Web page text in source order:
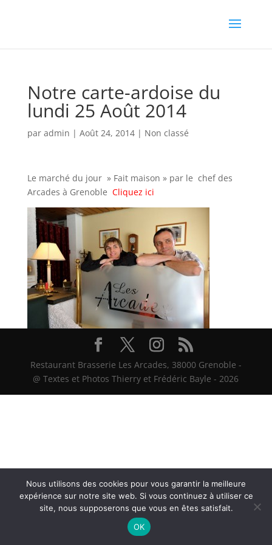
Notre carte-ardoise du
lundi 25 Août 2014
par admin | Août 24, 2014| Non classé
Le marché du jour » Fait maison » par le chef des
Arcades à Grenoble Cliquez ici
Restaurant Brasserie Les Arcades, 38000 Grenoble -
@ Textes et Photos Thierry et Frédéric Bayle - 2026
Nous utilisons des cookies pour vous garantir la meilleure
expérience sur notre site web. Si vous continuez à utiliser ce
site, nous supposerons que vous en êtes satisfait.
OK